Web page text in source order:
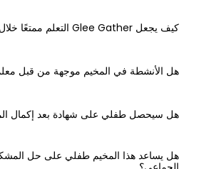
كيف يجعل Glee Gather التعلم ممتعًا خلال الصيف؟
هل الأنشطة في المخيم موجهة من قبل
هل سيحصل طفلي على شهادة بعد إكمال
هل يساعد هذا المخيم طفلي على حل